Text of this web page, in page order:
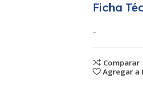
Ficha
–
Comparar
Agregar a